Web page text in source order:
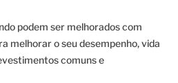
podem ser melhorados com
melhorar o seu desempenho, vida
comuns e